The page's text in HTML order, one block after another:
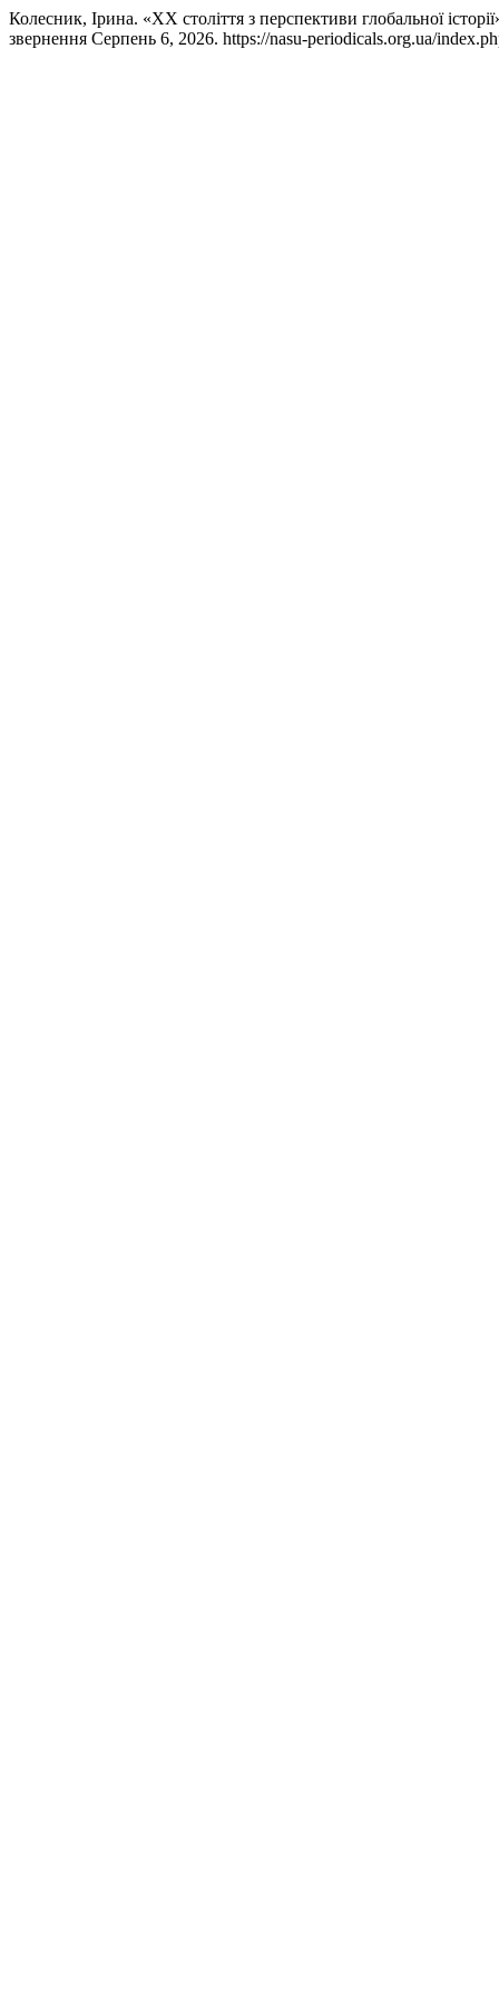
Колесник, Ірина. «ХХ століття з перспективи глобальної
звернення Серпень 6, 2026. https://nasu-periodicals.org.ua/